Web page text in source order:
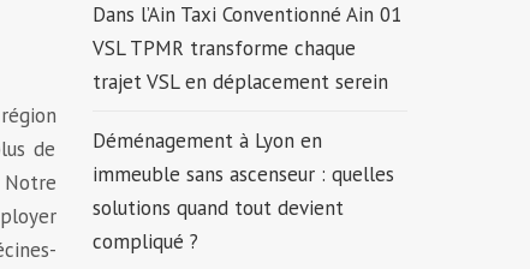
de
Dans l’Ain Taxi Conventionné Ain 01
VSL TPMR transforme chaque
trajet VSL en déplacement serein
Déménagement à Lyon en
immeuble sans ascenseur : quelles
solutions quand tout devient
compliqué ?